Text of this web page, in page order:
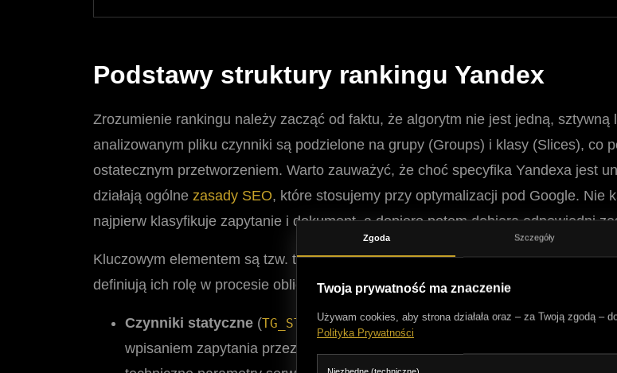
Podstawy struktury rankingu Yandex
Zrozumienie rankingu należy zacząć od faktu, że algorytm nie jest jedną,
analizowanym pliku czynniki są podzielone na grupy (Groups) i klasy (Slices), co
ostatecznym przetworzeniem. Warto zauważyć, że choć specyfika Yandexa jest
działają ogólne zasady SEO, które stosujemy przy optymalizacji pod Google. Nie
najpierw klasyfikuje zapytanie i dokument, a dopiero potem dobiera odpowiedni
Kluczowym elementem są tzw. tagi (Tags). Każdy z1922 czynnikówposiada
definiują ich rolę w procesie obliczeniowym:
Czynniki statyczne (TG_STATIC) - to "DNA" Twojej strony. Są to informacje
wpisaniem zapytania przez użytkownika. Znajdziemy tu dane o wieku
Zgoda Szczegóły
Twoja prywatność ma znaczenie
Używam cookies, aby strona działała oraz – za Twoją zgodą –
Polityka Prywatności
Niezbędne (techniczne)